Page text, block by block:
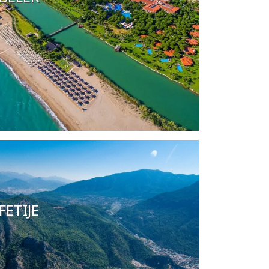
različiti jezici nacionalnih manjina.
i euri i dolari.
od dana izlaska iz Turske.
Alanja, Antalija, Bodrum, Marmaris...
Izaberite hotel i uživajte u svom